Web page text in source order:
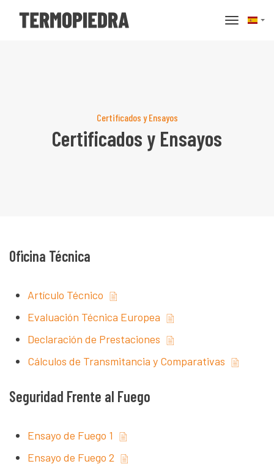
Certificados y Ensayos
Certificados y Ensayos
Oficina Técnica
Artículo Técnico
Evaluación Técnica Europea
Declaración de Prestaciones
Cálculos de Transmitancia y Comparativas
Seguridad Frente al Fuego
Ensayo de Fuego 1
Ensayo de Fuego 2